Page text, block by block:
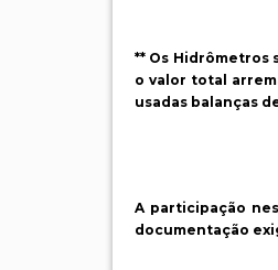
** Os Hidrômetros
o valor total
usadas balanças
A participação
documentação